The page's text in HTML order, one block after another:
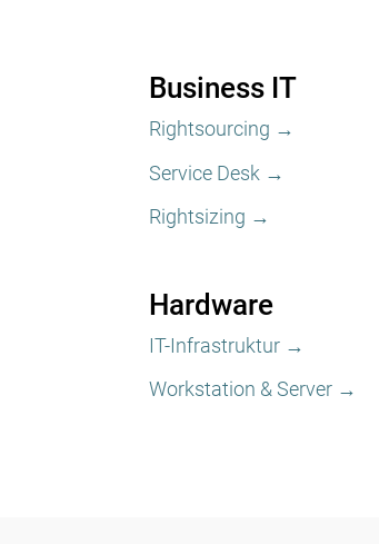
Business IT
Rightsourcing →
Service Desk →
Rightsizing →
Hardware
IT-Infrastruktur →
Workstation & Server →